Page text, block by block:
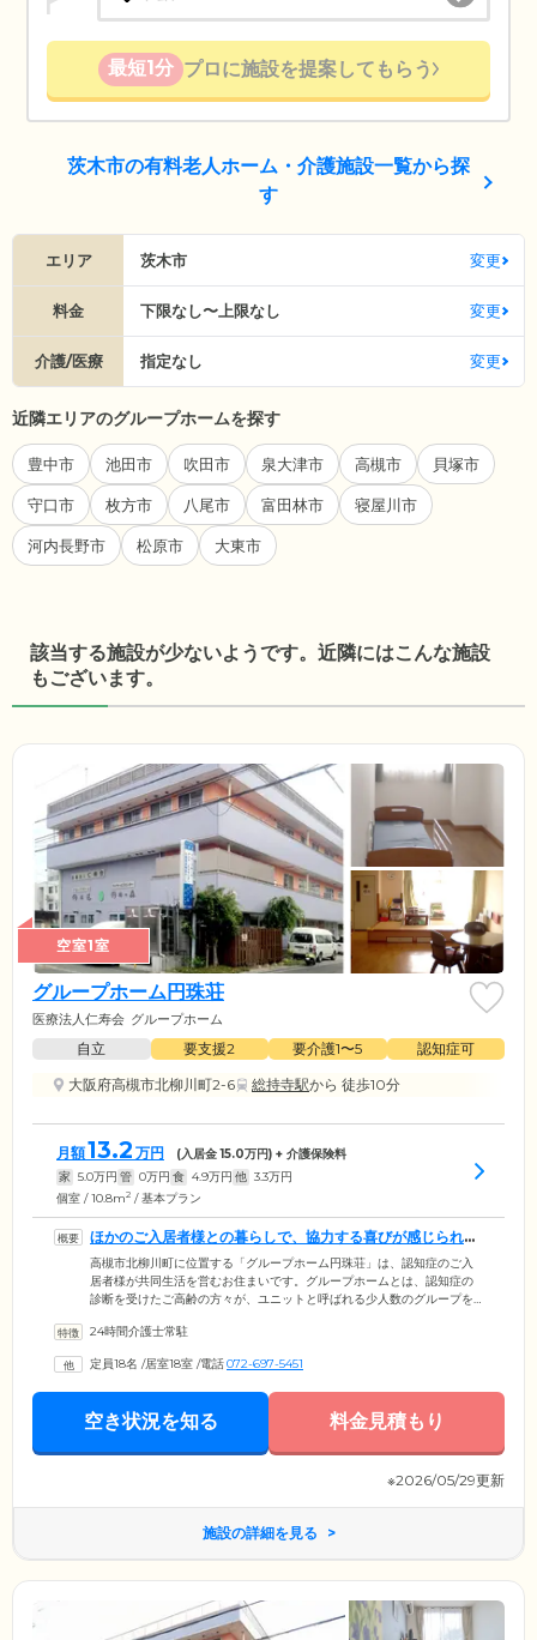
最短1分 プロに施設を提案してもらう
茨木市の有料老人ホーム・介護施設一覧から探
す
エリア 茨木市 変更
料金 下限なし〜上限なし 変更
介護/医療 指定なし 変更
近隣エリアのグループホームを探す
豊中市 池田市 吹田市 泉大津市 高槻市 貝塚市
守口市 枚方市 八尾市 富田林市 寝屋川市
河内長野市 松原市 大東市
該当する施設が少ないようです。近隣にはこんな施設
もございます。
空室1室
グループホーム円珠荘
医療法人仁寿会 グループホーム
自立 要支援2 要介護1〜5
認知症可
大阪府高槻市北柳川町2-6
総持寺駅から 徒歩10分
月額13.2 万円 (入居金15.0万円) + 介護保険料
家 5.0万円 管 0万円 食 4.9万円 他 3.3万円
個室 / 10.8m2 / 基本プラン
ほかのご入居者様との暮らしで、協力する喜びが感じられま
す
高槻市北柳川町に位置する「グループホーム円珠荘」は、認知症のご入
居者様が共同生活を営むお住まいです。グループホームとは、認知症の
診断を受けたご高齢の方々が、ユニットと呼ばれる少人数のグループを
きりにならない、ご入居者様の「自立」した生活を応援する当施設で
一人おひとりの身体状況に合わせて、無理のない範囲で役割を果たして
いただきます。ユニットでの生活により、他者と協力する喜びを感じる
24時間介護士常駐
定員18名 /居室18室 /電話072-697-5451
空き状況を知る 料金見積もり
※2026/05/29更新
施設の詳細を見る